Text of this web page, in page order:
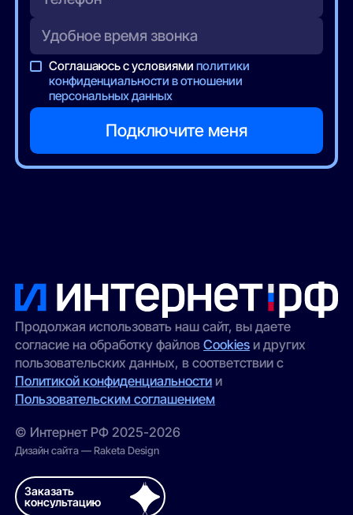
Соглашаюсь с условиямиполитики
конфиденциальности в отношении
персональных данных
Продолжая использовать наш сайт, вы даете
согласие на обработку файловCookies и других
пользовательских данных, в соответствии с
Политикой конфиденциальности и
Пользовательским соглашением
© Интернет РФ 2025-2026
Дизайн сайта — Raketa Design
Заказать
консультацию